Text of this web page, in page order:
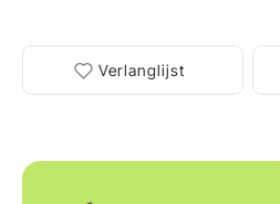
Verlanglijst